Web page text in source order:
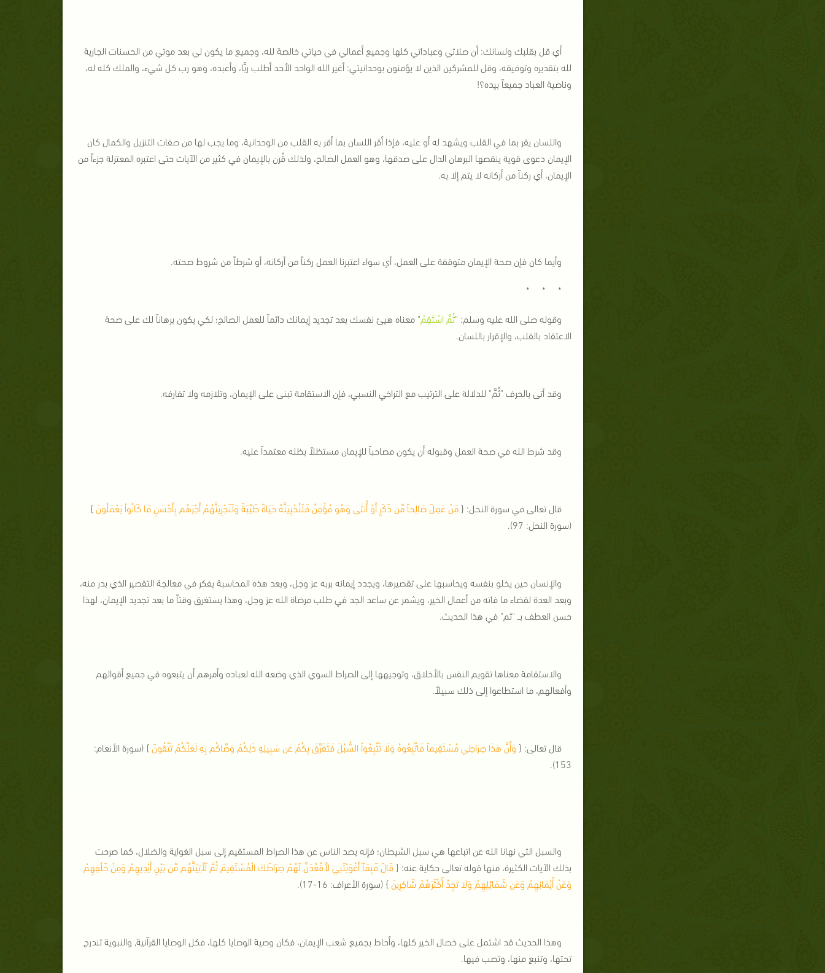
أي قل بقلبك ولسانك: أن صلاتي وعباداتي كلها وجميع أعمالي في حياتي خالصة لله، وجميع ما يكون لي بعد موتي من الحسنات الجارية
لله بتقديره وتوفيقه، وقل للمشركين الذين لا يؤمنون بوحدانيتي: أغير الله الواحد الأحد أطلب ربًّا، وأعبده، وهو رب كل شيء، والملك كله له،
وناصية العباد جميعاً بيده؟!
واللسان يقر بما في القلب ويشهد له أو عليه، فإذا أقر اللسان بما أقر به القلب من الوحدانية، وما يجب لها من صفات التنزيل والكمال كان
الإيمان دعوى قوية ينقصها البرهان الدال على صدقها، وهو العمل الصالح، ولذلك قُرن بالإيمان في كثير من الآيات حتى اعتبره المعتزلة جزءاً من
الإيمان، أي ركناً من أركانه لا يتم إلا به.
وأيما كان فإن صحة الإيمان متوقفة على العمل، أي سواء اعتبرنا العمل ركناً من أركانه، أو شرطاً من شروط صحته.
* * *
وقوله صلى الله عليه وسلم: "ثُمَّ اسْتَقِمْ" معناه هيئ نفسك بعد تجديد إيمانك دائماً للعمل الصالح؛ لكي يكون برهاناً لك على صحة
الاعتقاد بالقلب، والإقرار باللسان.
وقد أتى بالحرف "ثُمَّ" للدلالة على الترتيب مع التراخي النسبي، فإن الاستقامة تبنى على الإيمان، وتلازمه ولا تفارفه.
وقد شرط الله في صحة العمل وقبوله أن يكون مصاحباً للإيمان مستظلاً بظله معتمداً عليه.
قال تعالى في سورة النحل: {مَنْ عَمِلَ صَالِحاً مِّن ذَكَرٍ أَوْ أُنثَى وَهُوَ مُؤْمِنٌ فَلَنُحْيِيَنَّهُ حَيَاةً طَيِّبَةً وَلَنَجْزِيَنَّهُمْ أَجْرَهُم بِأَحْسَنِ مَا كَانُواْ يَعْمَلُونَ}
(سورة النحل: 97).
والإنسان حين يخلو بنفسه ويحاسبها على تقصيرها، ويجدد إيمانه بربه عز وجل، وبعد هذه المحاسبة يفكر في معالجة التقصير الذي بدر منه،
وبعد العدة لقضاء ما فاته من أعمال الخير، ويشمر عن ساعد الجد في طلب مرضاة الله عز وجل، وهذا يستغرق وقتاً ما بعد تجديد الإيمان، لهذا
حسن العطف بــ "ثم" في هذا الحديث.
والاستقامة معناها تقويم النفس بالأخلاق، وتوجيهها إلى الصراط السوي الذي وضعه الله لعباده وأمرهم أن يتبعوه في جميع أقوالهم
وأفعالهم، ما استطاعوا إلى ذلك سبيلاً.
قال تعالى: { وَأَنَّ هَذَا صِرَاطِي مُسْتَقِيماً فَاتَّبِعُوهُ وَلَا تَتَّبِعُواْ السُّبُلَ فَتَفَرَّقَ بِكُمْ عَن سَبِيلِهِ ذَلِكُمْ وَصَّاكُم بِهِ لَعَلَّكُمْ تَتَّقُونَ} (سورة الأنعام:
153).
والسبل التي نهانا الله عن اتباعها هي سبل الشيطان؛ فإنه يصد الناس عن هذا الصراط المستقيم إلى سبل الغواية والضلال، كما صرحت
بذلك الآيات الكثيرة، منها قوله تعالى حكاية عنه: {قَالَ فَبِمَآ أَغْوَيْتَنِي لأَقْعُدَنَّ لَهُمْ صِرَاطَكَ الْمُسْتَقِيمَ ثُمَّ لَأَتِيَنَّهُم مِّن بَيْنِ أَيْدِيهِمْ وَمِنْ خَلْفِهِمْ
وَعَنْ أَيْمَانِهِمْ وَعَن شَمَائِلِهِمْ وَلَا تَجِدُ أَكْثَرَهُمْ شَاكِرِينَ} (سورة الأعراف: 16-17).
وهذا الحديث قد اشتمل على خصال الخير كلها، وأحاط بجميع شعب الإيمان، فكان وصية الوصايا كلها، فكل الوصايا القرآنية, والنبوية تندرج
تحتها، وتنبع منها، وتصب فيها.